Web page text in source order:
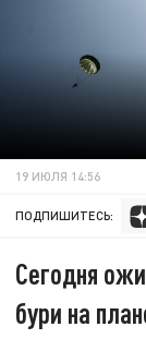
19 ИЮЛЯ 14:56
ПОДПИШИТЕСЬ:
Сегодня
бури на